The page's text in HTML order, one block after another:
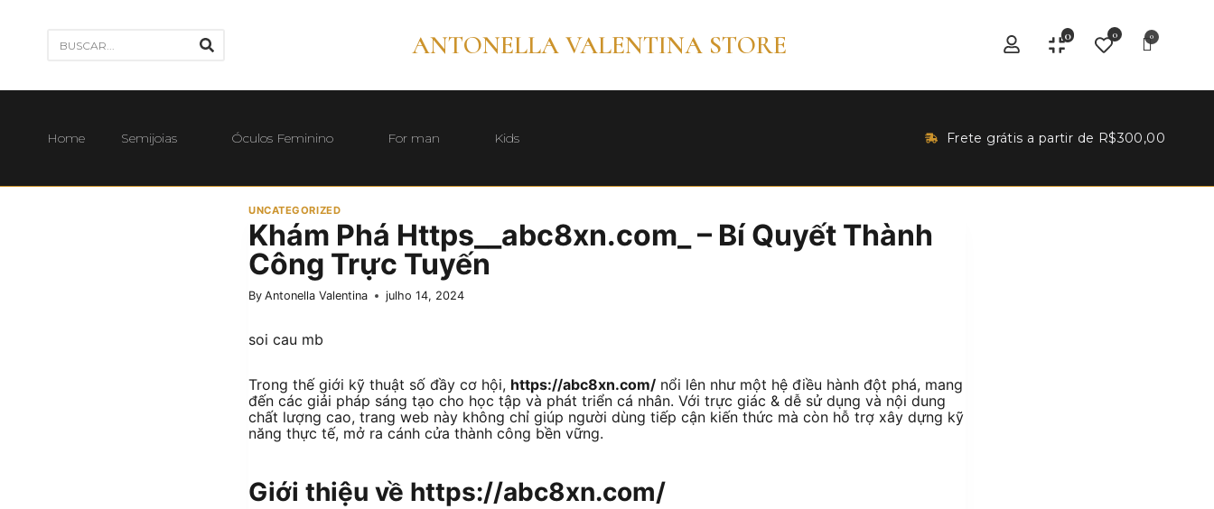
ANTONELLA VALENTINA STORE 0 0
Home Semijoias Óculos Feminino For man Kids Frete grátis a partir de R$300,00
UNCATEGORIZED
Khám Phá Https__abc8xn.com_ – Bí Quyết Thành
Công Trực Tuyến
By Antonella Valentina julho 14, 2024
soi cau mb
Trong thế giới kỹ thuật số đầy cơ hội, https://abc8xn.com/ nổi lên như một hệ điều hành đột phá, mang
đến các giải pháp sáng tạo cho học tập và phát triển cá nhân. Với trực giác & dễ sử dụng và nội dung
chất lượng cao, trang web này không chỉ giúp người dùng tiếp cận kiến thức mà còn hỗ trợ xây dựng kỹ
năng thực tế, mở ra cánh cửa thành công bền vững.
Giới thiệu về https://abc8xn.com/